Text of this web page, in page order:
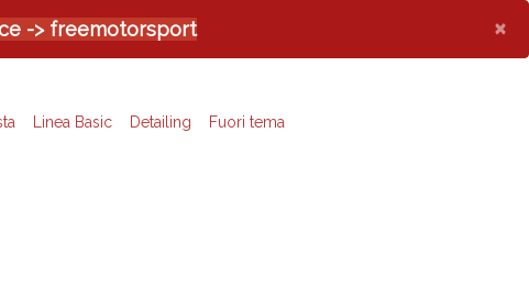
-> freemotorsport ×
Linea Basic Detailing Fuori tema